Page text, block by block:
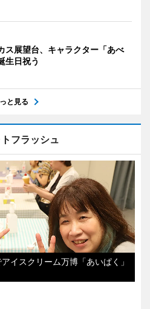
ス展望台、キャラクター「あべ
生日祝う
と見る
フラッシュ
イスクリーム万博「あいぱく」